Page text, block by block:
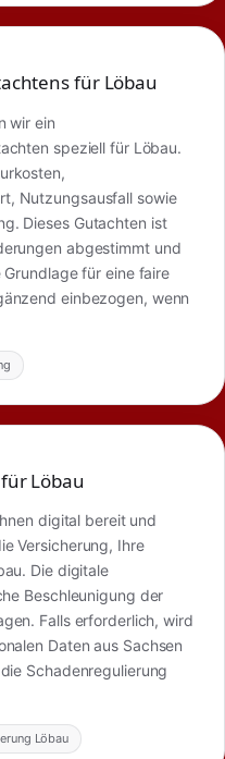
für Löbau
wir ein
speziell für Löbau.
Nutzungsausfall sowie
Dieses Gutachten ist
abgestimmt und
für eine faire
einbezogen, wenn
Löbau
digital bereit und
Versicherung, Ihre
Die digitale
Beschleunigung der
Falls erforderlich, wird
Daten aus Sachsen
Schadenregulierung
Löbau